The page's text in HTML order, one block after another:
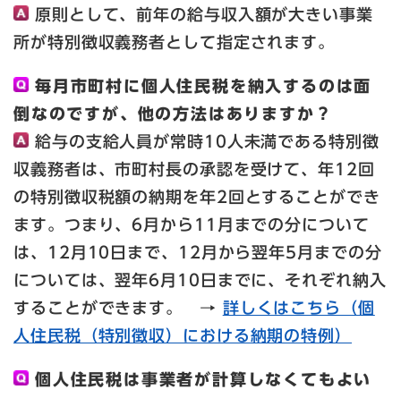
原則として、前年の給与収入額が大きい事業
所が特別徴収義務者として指定されます。
毎月市町村に個人住民税を納入するのは面
倒なのですが、他の方法はありますか？
給与の支給人員が常時10人未満である特別徴
収義務者は、市町村長の承認を受けて、年12回
の特別徴収税額の納期を年2回とすることができ
ます。つまり、6月から11月までの分について
は、12月10日まで、12月から翌年5月までの分
については、翌年6月10日までに、それぞれ納入
することができます。 → 詳しくはこちら（個
人住民税（特別徴収）における納期の特例）
個人住民税は事業者が計算しなくてもよい